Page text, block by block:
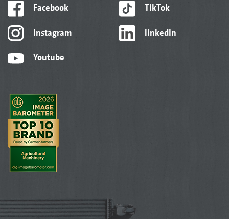
Facebook
Instagram
Youtube
TikTok
linkedIn